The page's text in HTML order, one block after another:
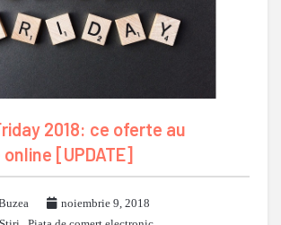
2018: ce oferte au
[UPDATE]
noiembrie 9, 2018